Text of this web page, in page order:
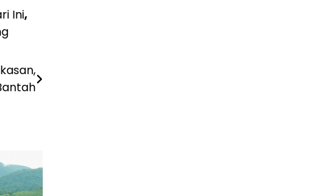
Ini,